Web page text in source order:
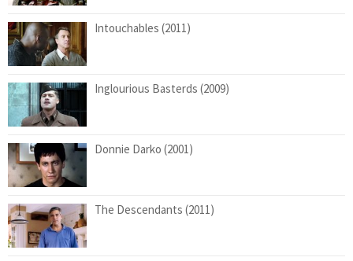
Intouchables (2011)
Inglourious Basterds (2009)
Donnie Darko (2001)
The Descendants (2011)